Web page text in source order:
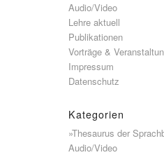
Audio/Video
Lehre aktuell
Publikationen
Vorträge &
Impressum
Datenschutz
Kategorien
»Thesaurus der
Audio/Video